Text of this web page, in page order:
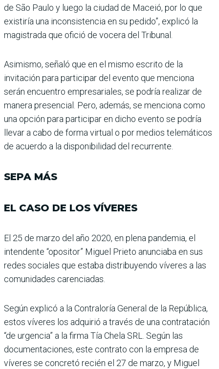
de São Paulo y luego la ciudad de Maceió, por lo que
existiría una inconsis­tencia en su pedido”, explicó la
magistrada que ofició de vocera del Tribunal.
Asimismo, señaló que en el mismo escrito de la
invitación para participar del evento que menciona
serán encuen­tro empresariales, se podría realizar de
manera presen­cial. Pero, además, se men­ciona como
una opción para participar en dicho evento se podría
llevar a cabo de forma virtual o por medios telemá­ticos
de acuerdo a la disponi­bilidad del recurrente.
SEPA MÁS
EL CASO DE LOS VÍVERES
El 25 de marzo del año 2020, en plena pandemia, el
intendente “opositor” Miguel Prieto anunciaba en sus
redes sociales que estaba distribuyendo víveres a las
comunidades carenciadas.
Según explicó a la Contraloría General de la República,
estos víveres los adquirió a través de una contratación
“de urgen­cia” a la firma Tía Chela SRL. Según las
documentaciones, este contrato con la empresa de
víveres se concretó recién el 27 de marzo, y Miguel